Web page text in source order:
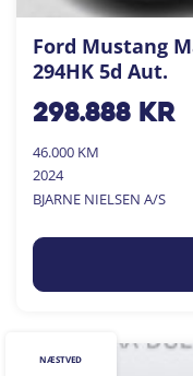
Ford Mustang
294HK 5d Aut.
298.888kr
46.000 KM
2024
BJARNE NIELSEN A/S
NÆSTVED